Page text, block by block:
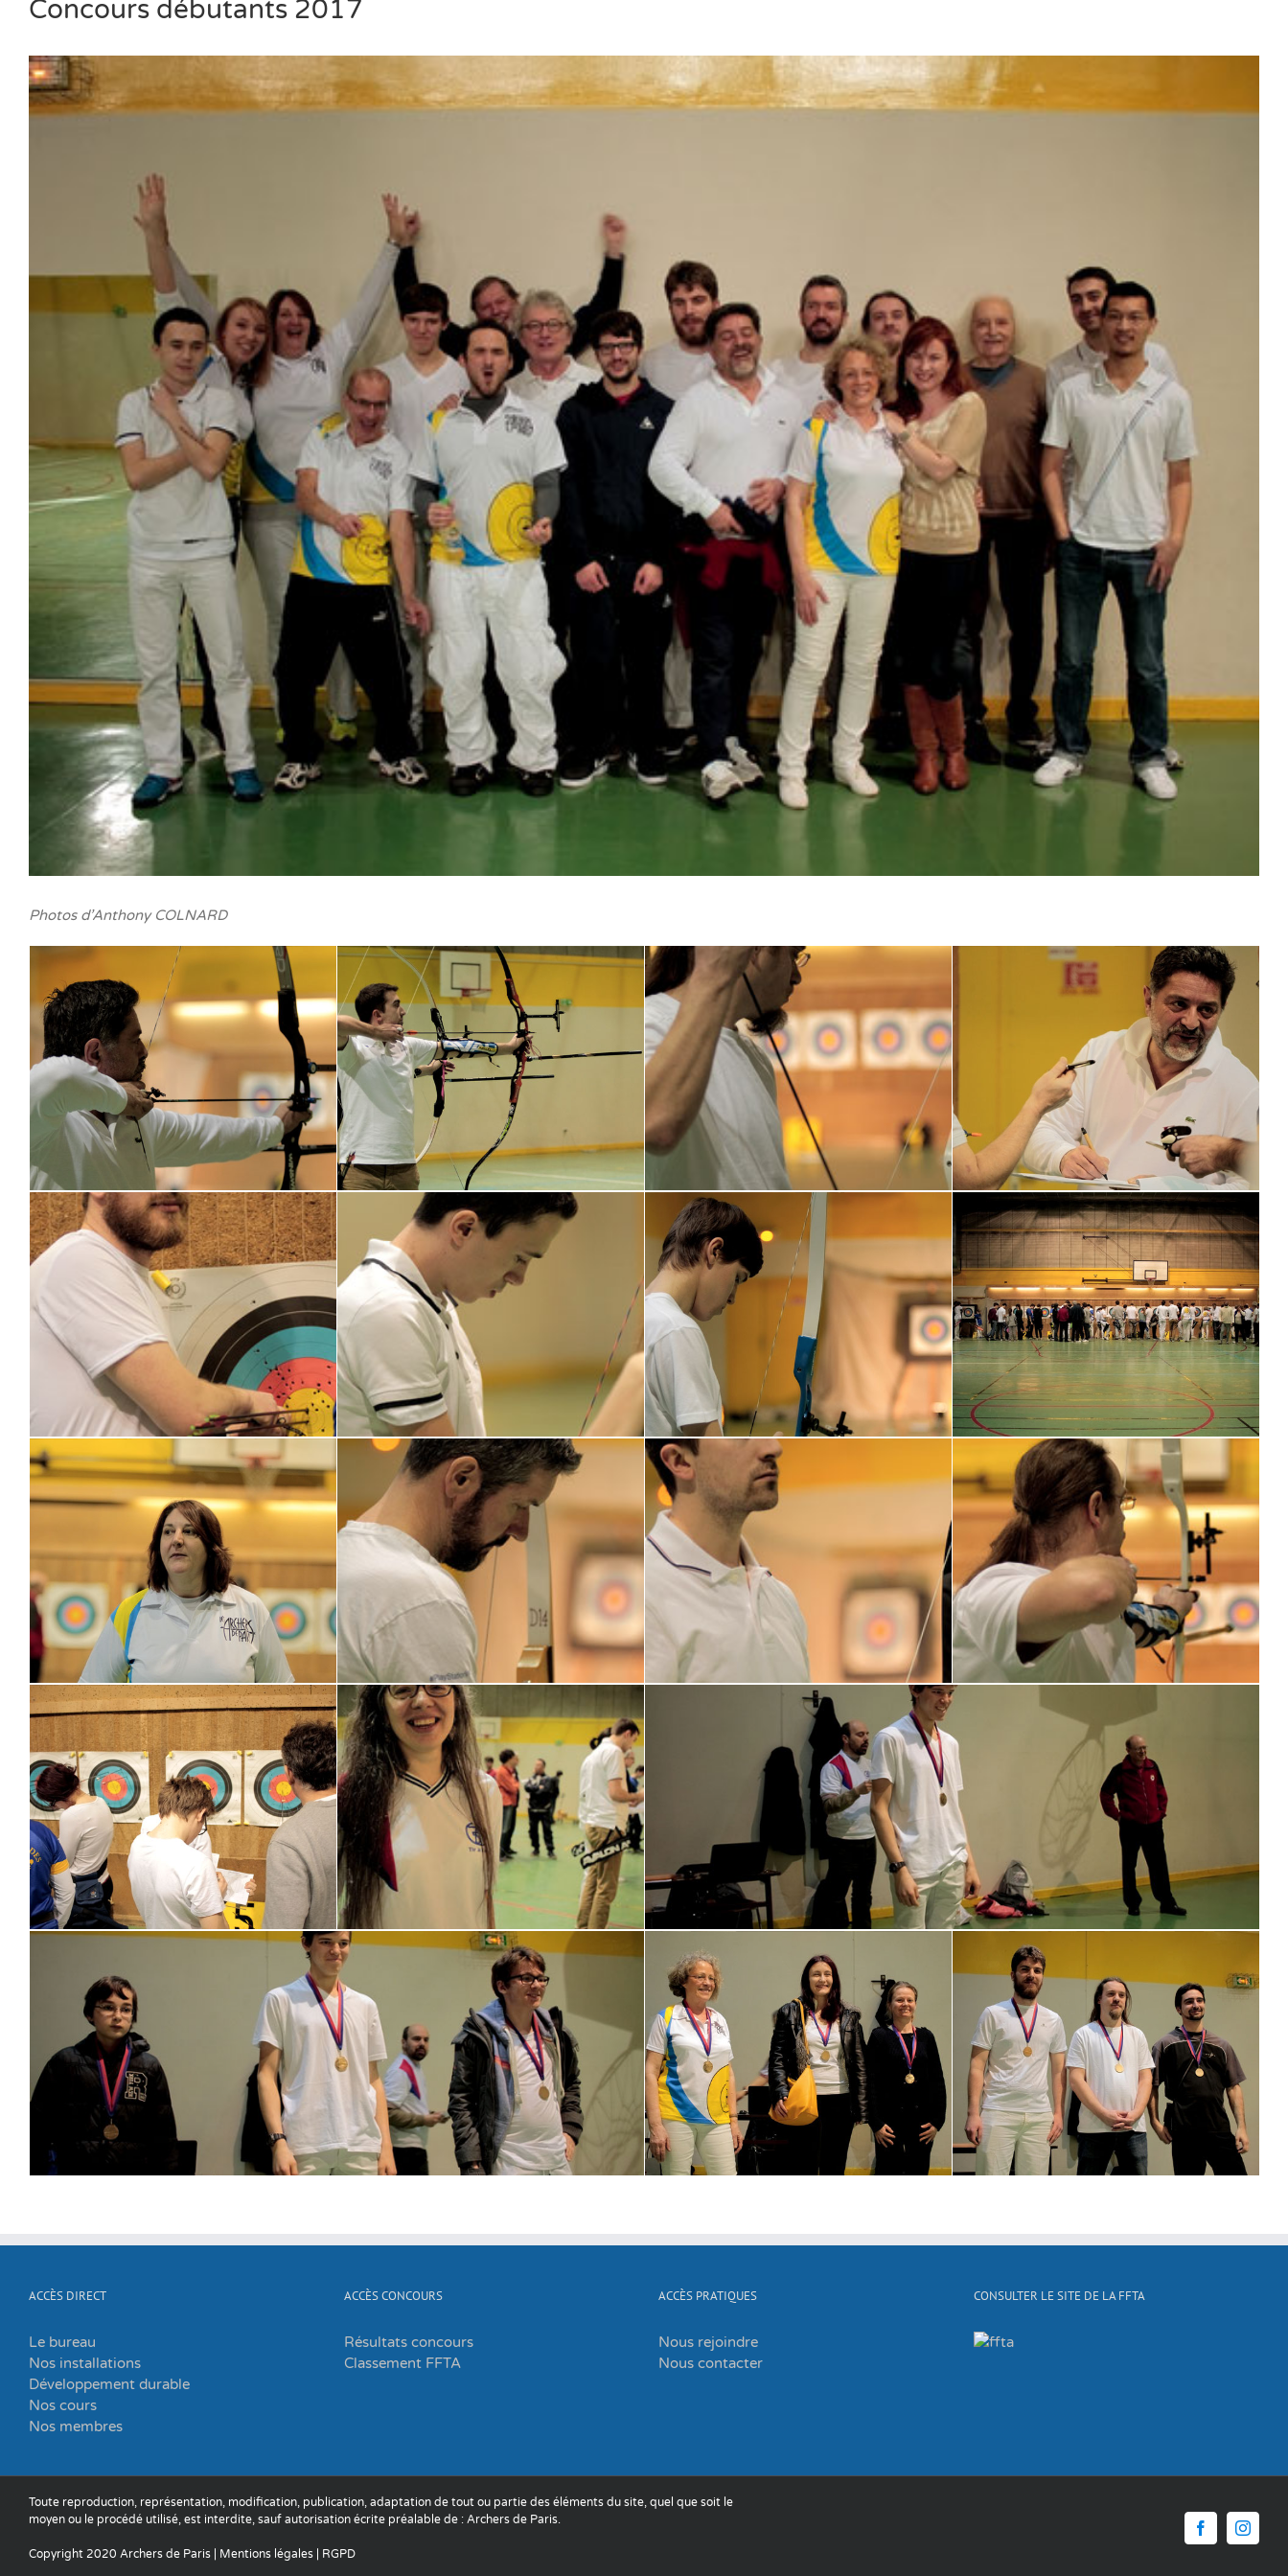
Concours débutants 2017
Voir
l'image
agrandie
Photos d’Anthony COLNARD
ACCÈS DIRECT
Le bureau
Nos installations
Développement durable
Nos cours
Nos membres
ACCÈS CONCOURS
Résultats concours
Classement FFTA
ACCÈS PRATIQUES
Nous rejoindre
Nous contacter
CONSULTER LE SITE DE LA FFTA
Toute reproduction, représentation, modification, publication, adaptation de tout ou partie des éléments du site, quel que soit le
moyen ou le procédé utilisé, est interdite, sauf autorisation écrite préalable de : Archers de Paris.
Copyright 2020 Archers de Paris | Mentions légales | RGPD
Facebook